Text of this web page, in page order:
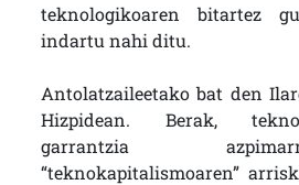
teknologikoaren bitartez
indartu nahi ditu.
Antolatzaileetako bat den
Hizpidean. Berak,
garrantzia
“teknokapitalismoaren”